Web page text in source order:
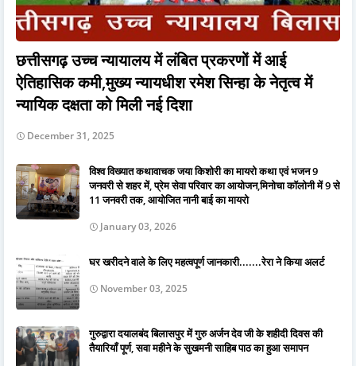
छत्तीसगढ़ उच्च न्यायालय में लंबित प्रकरणों में आई
ऐतिहासिक कमी,मुख्य न्यायधीश रमेश सिन्हा के नेतृत्व में
न्यायिक दक्षता को मिली नई दिशा
December 31, 2025
विश्व विख्यात कथावाचक जया किशोरी का मायरो कथा एवं भजन 9
जनवरी से शहर में, प्रेम सेवा परिवार का आयोजन,मिनोचा कॉलोनी में 9 से
11 जनवरी तक, आयोजित नानी बाई का मायरो
January 03, 2026
घर खरीदने वाले के लिए महत्वपूर्ण जानकारी.......रेरा ने किया अलर्ट
November 03, 2025
गुरुद्वारा दयालबंद बिलासपुर में गुरु अर्जन देव जी के शहीदी दिवस की
तैयारियाँ पूर्ण, सवा महीने के सुखमनी साहिब पाठ का हुआ समापन